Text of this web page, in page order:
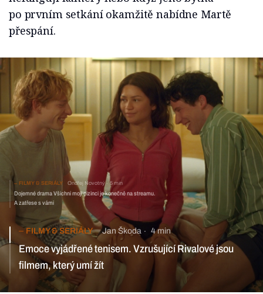
po prvním setkání okamžitě nabídne Martě
přespání.
FILMY & SERIÁLY Ondřej Novotný 5 min
Dojemné drama Všichni moji cizinci je konečně na streamu.
A zatřese s vámi
FILMY & SERIÁLY Jan Škoda 4 min
Emoce vyjádřené tenisem. Vzrušující Rivalové jsou
filmem, který umí žít